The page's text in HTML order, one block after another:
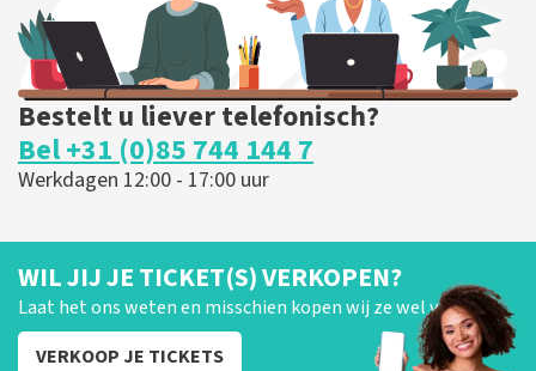
Bestelt u liever telefonisch?
Bel +31 (0)85 744 144 7
Werkdagen 12:00 - 17:00 uur
WIL JIJ JE TICKET(S) VERKOPEN?
Laat het ons weten en misschien kopen wij ze wel van je!
VERKOOP JE TICKETS